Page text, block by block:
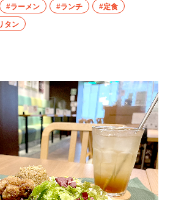
#ラーメン #ランチ
#定食
タン